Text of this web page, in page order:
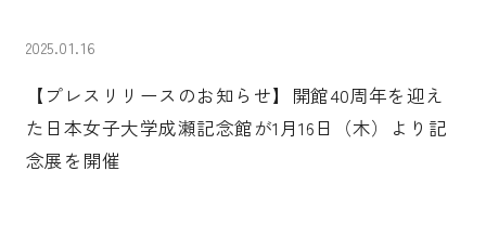
2025.01.16
【プレスリリースのお知らせ】開館40周年を迎え
た日本女子大学成瀬記念館が1月16日（木）より記
念展を開催